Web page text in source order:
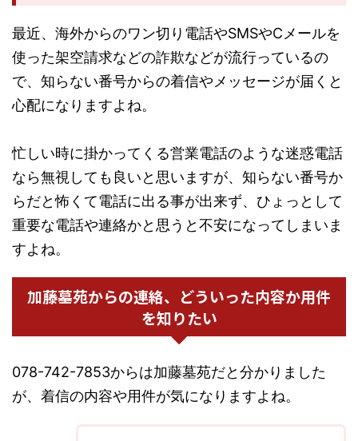
最近、海外からのワン切り電話やSMSやCメールを
使った架空請求などの詐欺などが流行っているの
で、知らない番号からの着信やメッセージが届くと
心配になりますよね。
忙しい時に掛かってくる営業電話のような迷惑電話
なら無視しても良いと思いますが、知らない番号か
らだと怖くて電話に出る事が出来ず、ひょっとして
重要な電話や連絡かと思うと不安になってしまいま
すよね。
加藤墓苑からの連絡、どういった内容か用件
を知りたい
078-742-7853からは加藤墓苑だと分かりました
が、着信の内容や用件が気になりますよね。